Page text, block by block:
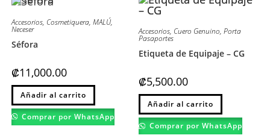
Accesorios, Cosmetiquera, MALÚ,
Neceser
Séfora
₡11,000.00
Añadir al carrito
Este
tiene
múltiples
variantes.
Comprar por WhatsApp
Accesorios, Cuero Genuino,Porta
Pasaportes
Etiqueta de Equipaje – CG
₡5,500.00
Añadir al carrito
Este
tiene
múltiples
variantes.
Comprar por WhatsApp